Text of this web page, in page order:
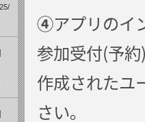
④アプリのイ
参加受付(予
作成されたユ
さい｡